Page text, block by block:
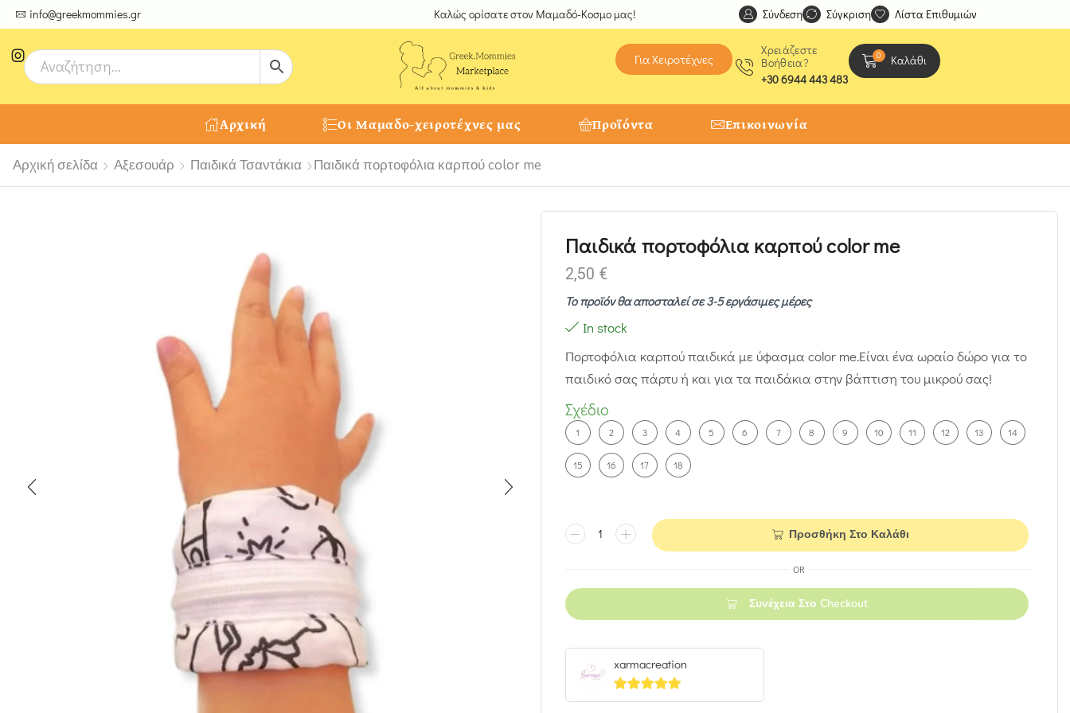
info@greekmommies.gr
μοναδικές δημιουργίες από τους Χειροτέχνες μας! Καλώς ορίσατε στον Μαμαδό-Κοσμο μας! Ανακαλύψτε μοναδικές δημιουργίες από τους
Σύνδεση Σύγκριση Λίστα Επιθυμιών
Για Χειροτέχνες
Χρειάζεστε
Βοήθεια?
+30 6944 443 483
0 Καλάθι
Αρχική Οι Μαμαδο-χειροτέχνες μας Προϊόντα Επικοινωνία
Αρχική σελίδα Αξεσουάρ Παιδικά Τσαντάκια Παιδικά πορτοφόλια καρπού color me
Παιδικά πορτοφόλια καρπού color me
2,50 €
Το προϊόν θα αποσταλεί σε 3-5 εργάσιμες μέρες
In stock
Πορτοφόλια καρπού παιδικά με ύφασμα color me.Είναι ένα ωραίο δώρο για το
παιδικό σας πάρτυ ή και για τα παιδάκια στην βάπτιση του μικρού σας!
Σχέδιο
1 2 3 4 5 6 7 8 9 10 11 12 13 14
15 16 17 18
Προσθήκη Στο Καλάθι
OR
Συνέχεια Στο Checkout
xarmacreation
5out of 5